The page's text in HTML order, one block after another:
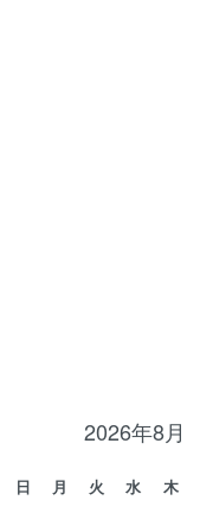
2026年8月
日 月 火 水 木